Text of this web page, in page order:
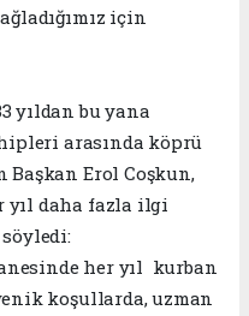
için
yıldan bu yana
arasında köprü
Başkan Erol Coşkun,
daha fazla ilgi
her yıl kurban
koşullarda, uzman